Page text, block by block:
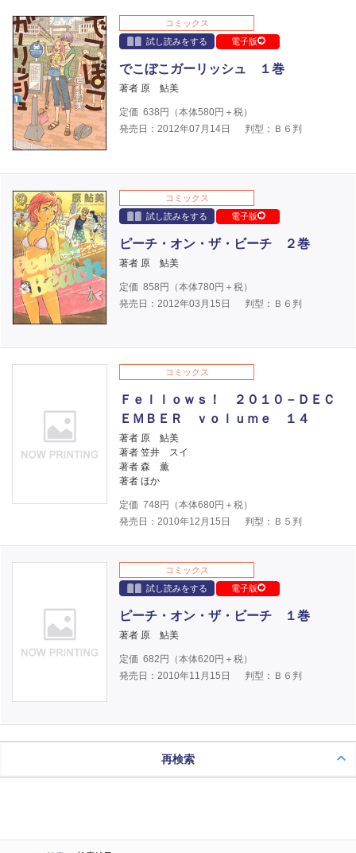
コミックス
試し読みをする
電子版
でこぼこガーリッシュ １巻
著者 原 鮎美
定価 638 円（本体580円＋税）
発売日：2012年07月14日
判型：Ｂ６判
コミックス
試し読みをする
電子版
ピーチ・オン・ザ・ビーチ ２巻
著者 原 鮎美
定価 858 円（本体780円＋税）
発売日：2012年03月15日
判型：Ｂ６判
コミックス
Ｆｅｌｌｏｗｓ！ ２０１０－ＤＥＣ
ＥＭＢＥＲ ｖｏｌｕｍｅ １４
著者 原 鮎美
著者 笠井 スイ
著者 森 薫
著者 ほか
定価 748 円（本体680円＋税）
発売日：2010年12月15日
判型：Ｂ５判
コミックス
試し読みをする
電子版
ピーチ・オン・ザ・ビーチ １巻
著者 原 鮎美
定価 682 円（本体620円＋税）
発売日：2010年11月15日
判型：Ｂ６判
再検索